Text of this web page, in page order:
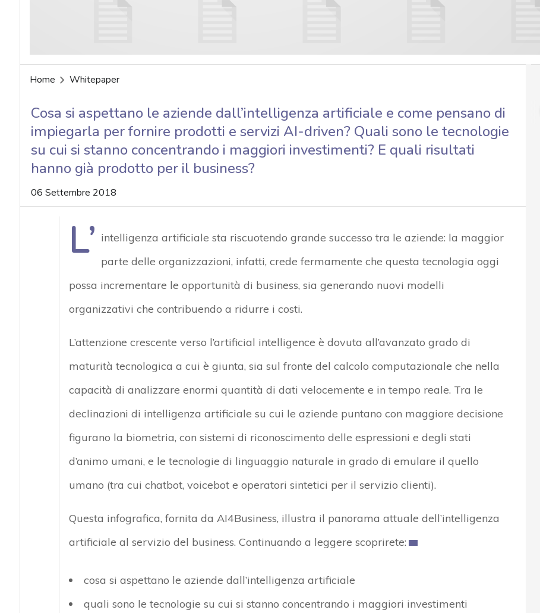
Home Whitepaper
Cosa si aspettano le aziende dall’intelligenza artificiale e come pensano di
impiegarla per fornire prodotti e servizi AI-driven? Quali sono le tecnologie
su cui si stanno concentrando i maggiori investimenti? E quali risultati
hanno già prodotto per il business?
06 Settembre 2018
L’ intelligenza artificiale sta riscuotendo grande successo tra le aziende: la maggior
parte delle organizzazioni, infatti, crede fermamente che questa tecnologia oggi
possa incrementare le opportunità di business, sia generando nuovi modelli
organizzativi che contribuendo a ridurre i costi.
L’attenzione crescente verso l’artificial intelligence è dovuta all’avanzato grado di
maturità tecnologica a cui è giunta, sia sul fronte del calcolo computazionale che nella
capacità di analizzare enormi quantità di dati velocemente e in tempo reale. Tra le
declinazioni di intelligenza artificiale su cui le aziende puntano con maggiore decisione
figurano la biometria, con sistemi di riconoscimento delle espressioni e degli stati
d’animo umani, e le tecnologie di linguaggio naturale in grado di emulare il quello
umano (tra cui chatbot, voicebot e operatori sintetici per il servizio clienti).
Questa infografica, fornita da AI4Business, illustra il panorama attuale dell’intelligenza
artificiale al servizio del business. Continuando a leggere scoprirete:
cosa si aspettano le aziende dall’intelligenza artificiale
quali sono le tecnologie su cui si stanno concentrando i maggiori investimenti